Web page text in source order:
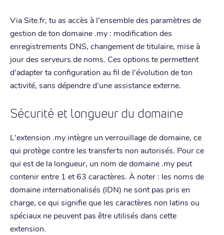
Via Site.fr, tu as accès à l'ensemble des paramètres de
gestion de ton domaine .my : modification des
enregistrements DNS, changement de titulaire, mise à
jour des serveurs de noms. Ces options te permettent
d'adapter ta configuration au fil de l'évolution de ton
activité, sans dépendre d'une assistance externe.
Sécurité et longueur du domaine
L'extension .my intègre un verrouillage de domaine, ce
qui protège contre les transferts non autorisés. Pour ce
qui est de la longueur, un nom de domaine .my peut
contenir entre 1 et 63 caractères. À noter : les noms de
domaine internationalisés (IDN) ne sont pas pris en
charge, ce qui signifie que les caractères non latins ou
spéciaux ne peuvent pas être utilisés dans cette
extension.